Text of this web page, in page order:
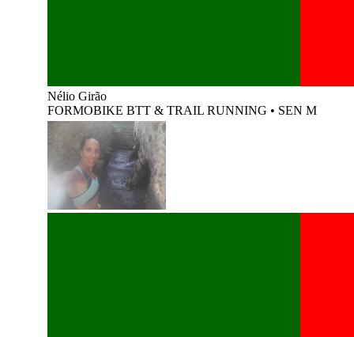
Nélio Girão
FORMOBIKE BTT & TRAIL RUNNING • SEN M